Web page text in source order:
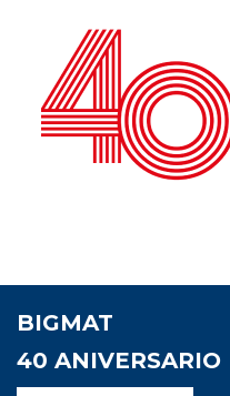
BIGMAT
40 ANIVERSARIO